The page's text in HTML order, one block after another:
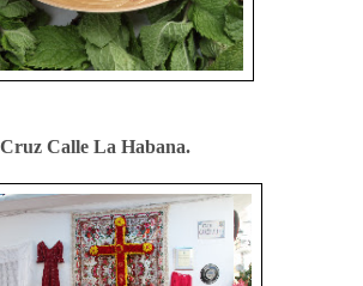
Cruz Calle La Habana.